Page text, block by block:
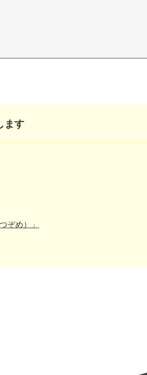
ます
ぞめ）」